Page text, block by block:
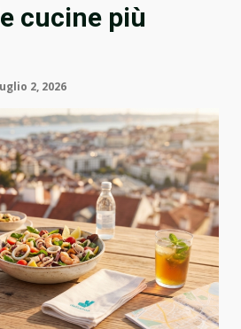
cucine più
2, 2026